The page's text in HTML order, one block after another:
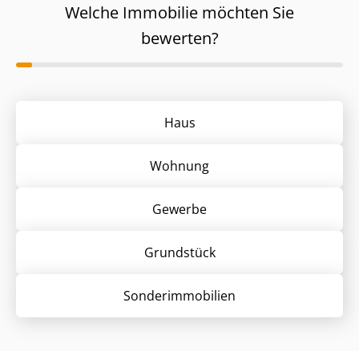
Welche Immobilie möchten Sie
bewerten?
Haus
Wohnung
Gewerbe
Grund­stück
Sonder­immobilien